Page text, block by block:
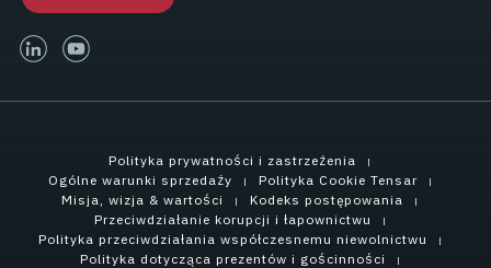
linked-inyoutube
Polityka prywatności i zastrzeżenia
Ogólne warunki sprzedaży
Polityka Cookie Tensar
Misja, wizja & wartości
Kodeks postępowania
Przeciwdziałanie korupcji i łapownictwu
Polityka przeciwdziałania współczesnemu niewolnictwu
Polityka dotycząca prezentów i gościnności